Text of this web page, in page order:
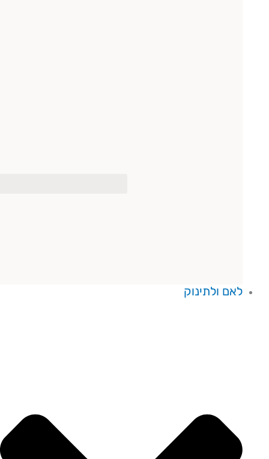
לאם ולתינוק